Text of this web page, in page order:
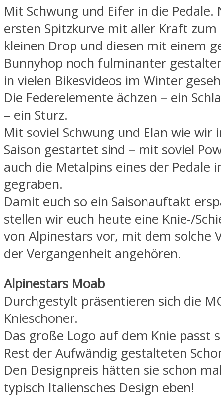
Mit Schwung und Eifer in die Pedale.
ersten Spitzkurve mit aller Kraft zum
kleinen Drop und diesen mit einem
Bunnyhop noch fulminanter
in vielen Bikesvideos im Winter
Die Federelemente ächzen – ein
– ein Sturz.
Mit soviel Schwung und Elan wie wir
Saison gestartet sind – mit soviel
auch die Metalpins eines der Pedale
gegraben.
Damit euch so ein Saisonauftakt
stellen wir euch heute eine Knie-/
von Alpinestars vor, mit dem solche
der Vergangenheit angehören.
Alpinestars Moab
Durchgestylt präsentieren sich die
Knieschoner.
Das große Logo auf dem Knie passt
Rest der Aufwändig gestalteten
Den Designpreis hätten sie schon
typisch Italiensches Design eben!